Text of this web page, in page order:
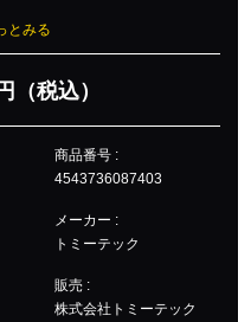
とみる
（税込）
商品番号 :
4543736087403
メーカー :
トミーテック
販売 :
株式会社トミーテック